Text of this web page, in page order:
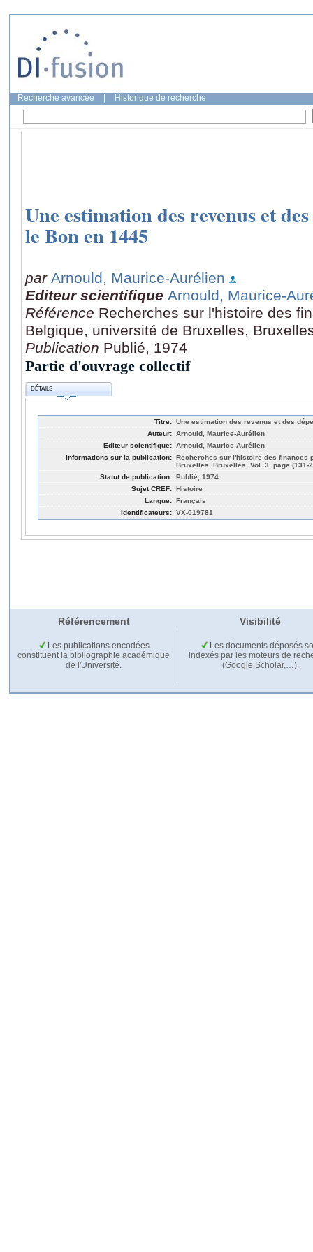
Recherche avancée Historique de recherche
Une estimation des revenus et
le Bon en 1445
par Arnould, Maurice-Aurélien
Editeur scientifique Arnould, Maurice-
Référence Recherches sur l'histoire des
Belgique, université de Bruxelles,
Publication Publié, 1974
Partie d'ouvrage collectif
DÉTAILS
Titre: Une estimation des revenus et des
Auteur: Arnould, Maurice-Aurélien
Editeur scientifique: Arnould, Maurice-Aurélien
Informations sur la publication: Recherches sur l'histoire des finances
Bruxelles, Bruxelles, Vol. 3, page (131-
Statut de publication: Publié, 1974
Sujet CREF: Histoire
Langue: Français
Identificateurs: VX-019781
Référencement Visibilité
Les publications encodées
constituent la bibliographie académique
de l'Université.
Les documents déposés
indexés par les moteurs de
(Google Scholar,…).